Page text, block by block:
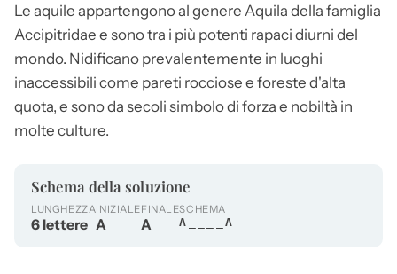
Le aquile appartengono al genere Aquila della famiglia
Accipitridae e sono tra i più potenti rapaci diurni del
mondo. Nidificano prevalentemente in luoghi
inaccessibili come pareti rocciose e foreste d'alta
quota, e sono da secoli simbolo di forza e nobiltà in
molte culture.
Schema della soluzione
LUNGHEZZA
6 lettere
INIZIALE
A
FINALE
A
SCHEMA
A____A